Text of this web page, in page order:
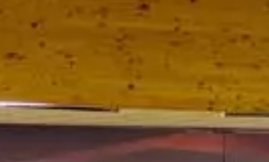
YouTube
Paramètres de
confidentialité
Afin de faciliter votre navigation et de vous
apporter le meilleur service possible, nous utilisons